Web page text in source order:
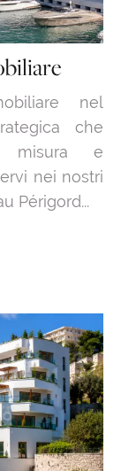
nel
che
misura e
nei nostri
Périgord...